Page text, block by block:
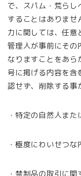
で、スパム・荒らし
することはありませ
力に関しては、任意
管理人が事前にその
なりますことをあら
号に掲げる内容を含
認せず、削除する事
・特定の自然人また
・極度にわいせつな
・禁制品の取引に